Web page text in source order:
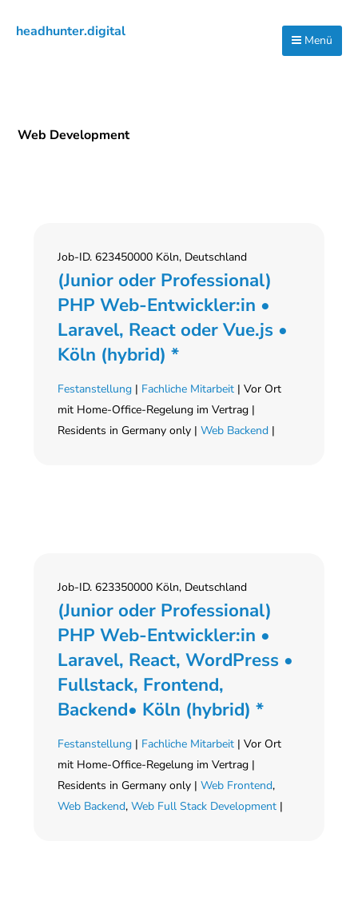
Hauptnavigation
Inhalt
Seitenspalte
headhunter.digital
Menü
Web Development
Job-ID. 623450000 Köln, Deutschland
(Junior oder Professional)
PHP Web-Entwickler:in •
Laravel, React oder Vue.js •
Köln (hybrid) *
Festanstellung | Fachliche Mitarbeit | Vor Ort
mit Home-Office-Regelung im Vertrag |
Residents in Germany only |Web Backend |
Job-ID. 623350000 Köln, Deutschland
(Junior oder Professional)
PHP Web-Entwickler:in •
Laravel, React, WordPress •
Fullstack, Frontend,
Backend• Köln (hybrid) *
Festanstellung | Fachliche Mitarbeit | Vor Ort
mit Home-Office-Regelung im Vertrag |
Residents in Germany only |Web Frontend,
Web Backend,Web Full Stack Development |